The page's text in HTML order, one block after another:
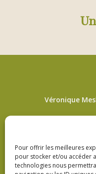
Pour offrir les meilleures
pour stocker et/ou accéder
technologies nous
Véronique
3bis Rue de
06 33 09 01 21